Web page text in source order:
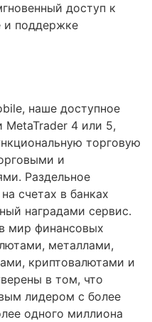
доступ к
и поддержке
наше доступное
4 или 5,
торговую
и
Раздельное
счетах в банках
наградами сервис.
мир финансовых
металлами,
криптовалютами и
в том, что
лидером с более
одного миллиона